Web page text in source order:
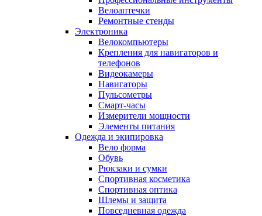
Велоаптечки
Ремонтные стенды
Электроника
Велокомпьютеры
Крепления для навигаторов и
телефонов
Видеокамеры
Навигаторы
Пульсометры
Смарт-часы
Измерители мощности
Элементы питания
Одежда и экипировка
Вело форма
Обувь
Рюкзаки и сумки
Спортивная косметика
Спортивная оптика
Шлемы и защита
Повседневная одежда